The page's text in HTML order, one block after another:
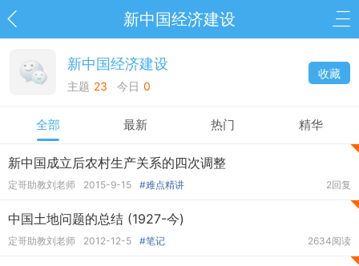
新中国经济建设
新中国经济建设
主题 23 今日 0
收藏
全部 最新 热门 精华
新中国成立后农村生产关系的四次调整
定哥助教刘老师 2015-9-15 #难点精讲 2回复
中国土地问题的总结 (1927-今)
定哥助教刘老师 2012-12-5 #笔记 2634阅读